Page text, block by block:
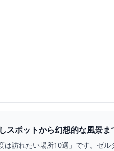
スポットから幻想的な風景
は訪れたい場所10選」です。ゼ